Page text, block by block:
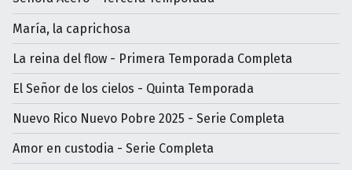
María, la caprichosa
La reina del flow - Primera Temporada Completa
El Señor de los cielos - Quinta Temporada
Nuevo Rico Nuevo Pobre 2025 - Serie Completa
Amor en custodia - Serie Completa